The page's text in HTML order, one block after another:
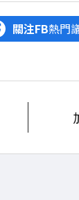
關注FB熱門